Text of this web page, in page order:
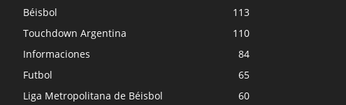
Béisbol
113
Touchdown Argentina
110
Informaciones
84
Futbol
65
Liga Metropolitana de Béisbol
60